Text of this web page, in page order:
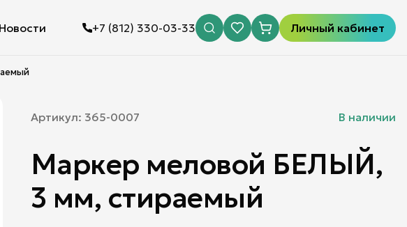
Новости +7 (812) 330-03-33 Личный кабинет
Артикул: 365-0007 В наличии
Маркер меловой БЕЛЫЙ,
3 мм, стираемый